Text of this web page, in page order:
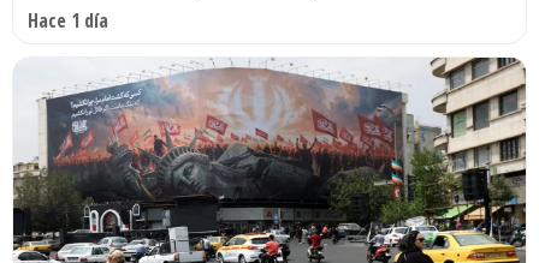
Hace 1 día